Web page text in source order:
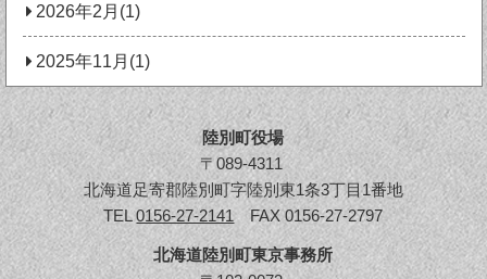
2026年2月(1)
2025年11月(1)
陸別町役場
〒089-4311
北海道足寄郡陸別町字陸別東1条3丁目1番地
TEL0156-27-2141FAX 0156-27-2797
北海道陸別町東京事務所